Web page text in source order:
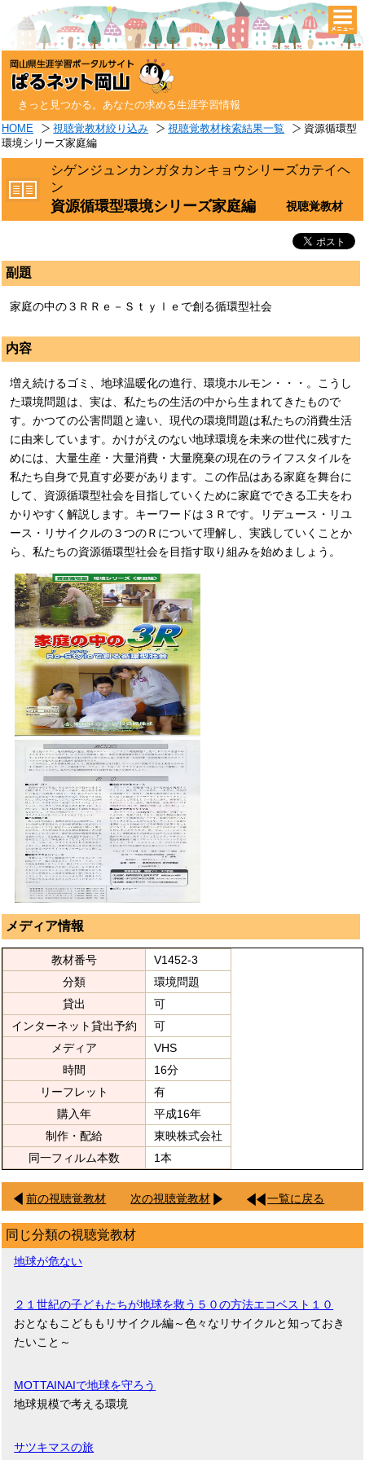
きっと見つかる。あなたの求める生涯学習情報
HOME 視聴覚教材絞り込み 視聴覚教材検索結果一覧
資源循環型
環境シリーズ家庭編
シゲンジュンカンガタカンキョウシリーズカテイヘ
ン
資源循環型環境シリーズ家庭編 視聴覚教材
副題
家庭の中の３ＲＲｅ－Ｓｔｙｌｅで創る循環型社会
内容
増え続けるゴミ、地球温暖化の進行、環境ホルモン・・・。こうし
た環境問題は、実は、私たちの生活の中から生まれてきたもので
す。かつての公害問題と違い、現代の環境問題は私たちの消費生活
に由来しています。かけがえのない地球環境を未来の世代に残すた
めには、大量生産・大量消費・大量廃棄の現在のライフスタイルを
私たち自身で見直す必要があります。この作品はある家庭を舞台に
して、資源循環型社会を目指していくために家庭でできる工夫をわ
かりやすく解説します。キーワードは３Ｒです。リデュース・リユ
ース・リサイクルの３つのＲについて理解し、実践していくことか
ら、私たちの資源循環型社会を目指す取り組みを始めましょう。
メディア情報
教材番号
V1452-3
分類
環境問題
貸出
可
インターネット貸出予約
可
メディア
VHS
時間
16分
リーフレット
有
購入年
平成16年
制作・配給
東映株式会社
同一フィルム本数
1本
前の視聴覚教材 次の視聴覚教材 一覧に戻る
同じ分類の視聴覚教材
地球が危ない
２１世紀の子どもたちが地球を救う５０の方法エコベスト１０
おとなもこどももリサイクル編～色々なリサイクルと知っておき
たいこと～
MOTTAINAIで地球を守ろう
地球規模で考える環境
サツキマスの旅